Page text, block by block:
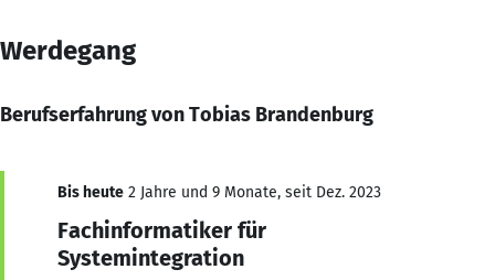
Werdegang
Berufserfahrung von Tobias Brandenburg
Bis heute 2 Jahre und 9 Monate, seit Dez. 2023
Fachinformatiker für
Systemintegration